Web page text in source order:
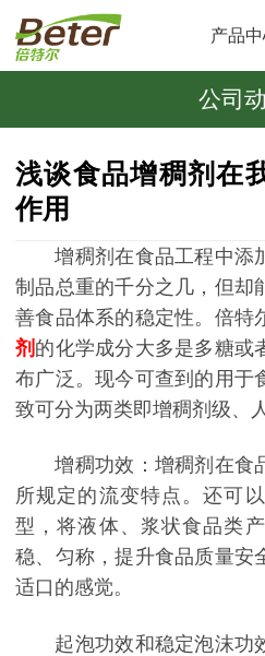
产品
公司
浅谈食品增稠剂在
作用
增稠剂在食品工程中添
制品总重的千分之几，但却
善食品体系的稳定性。倍特
剂 的化学成分大多是多糖或
布广泛。现今可查到的用于
致可分为两类即增稠剂级、
增稠功效：增稠剂在食
所规定的流变特点。还可
型，将液体、浆状食品类
稳、匀称，提升食品质量安
适口的感觉。
起泡功效和稳定泡沫功